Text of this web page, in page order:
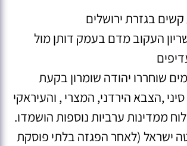
בגזרת ירושלים
העקוב מדם בעמק דותן מול
שוחררו יהודה שומרון בקעת
,הצבא הירדני, המצרי , והעיראקי
ממדינות ערביות נוספות הושמדו.
ישראל (לאחר הפגזה בלתי פוסקת